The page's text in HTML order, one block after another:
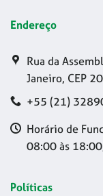
Endereço
Rua da
Janeiro, CEP
+55 (21)
Horário de
08:00 às
Políticas